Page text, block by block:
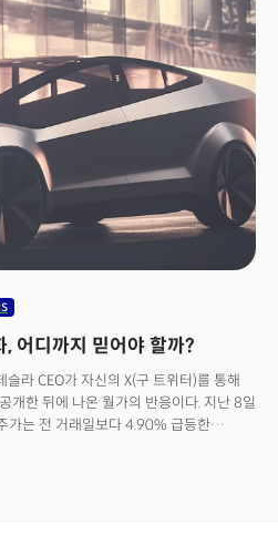
장을 보여왔습니다.👉 테슬라 라이다
" 테슬라는 오토파일럿과
같은 고급 운전자 지원 기능을
다. 그간의 기술과 축적한 데이터를
술을 탑재한 로보택시 프로토타입을
를 걸고 있는데요. 그러면서도 라이다
니다. 앞선 분기 수익 보고서에서도
퓨터와 표준 카메라를 갖춘 우리
는 것은 분명하다”고 말했는데요.
아무것도 아니다"라고 언급하기도
의 루미나 라디아로 무엇을 하고
이다 센서를 계속 테스트해왔습니다.
습니다. 또 블룸버그도 테슬라가 테스트
율 주행 기능을 검증하기 위해 루미나의
테슬라가 구매한 라이다는 숫자는 상당한
라이다 센서는 소프트웨어를 포함해 약
면 테슬라가 구입한 라이다는 2100개에
란시스코와 라스베이거스를 비롯한 여러
영하고 있다"며 "라이다를 장착하게
어디까지 믿어야 할까?
라 CEO가 자신의 X(구 트위터)를 통해
개한 뒤에 나온 월가의 반응이다. 지난 8일
가는 전 거래일보다 4.90% 급등한